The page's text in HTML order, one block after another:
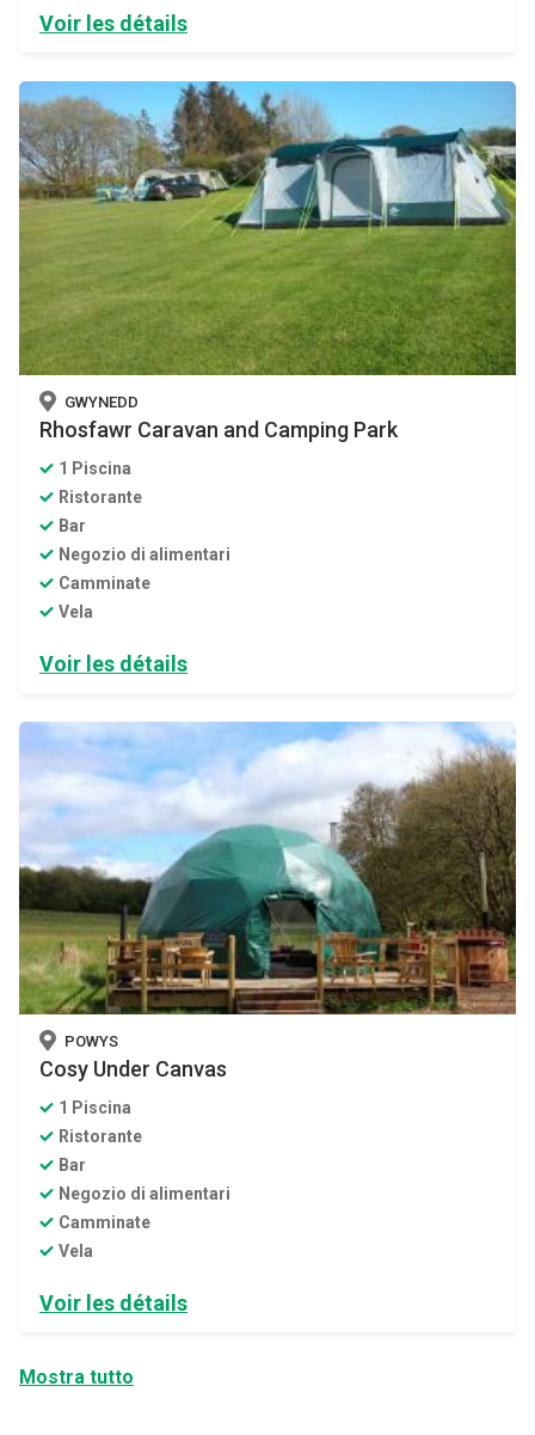
Voir les détails
GWYNEDD
Rhosfawr Caravan and Camping Park
1 Piscina
Ristorante
Bar
Negozio di alimentari
Camminate
Vela
Voir les détails
POWYS
Cosy Under Canvas
1 Piscina
Ristorante
Bar
Negozio di alimentari
Camminate
Vela
Voir les détails
Mostra tutto